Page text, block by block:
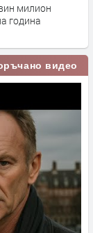
милион
година
видео